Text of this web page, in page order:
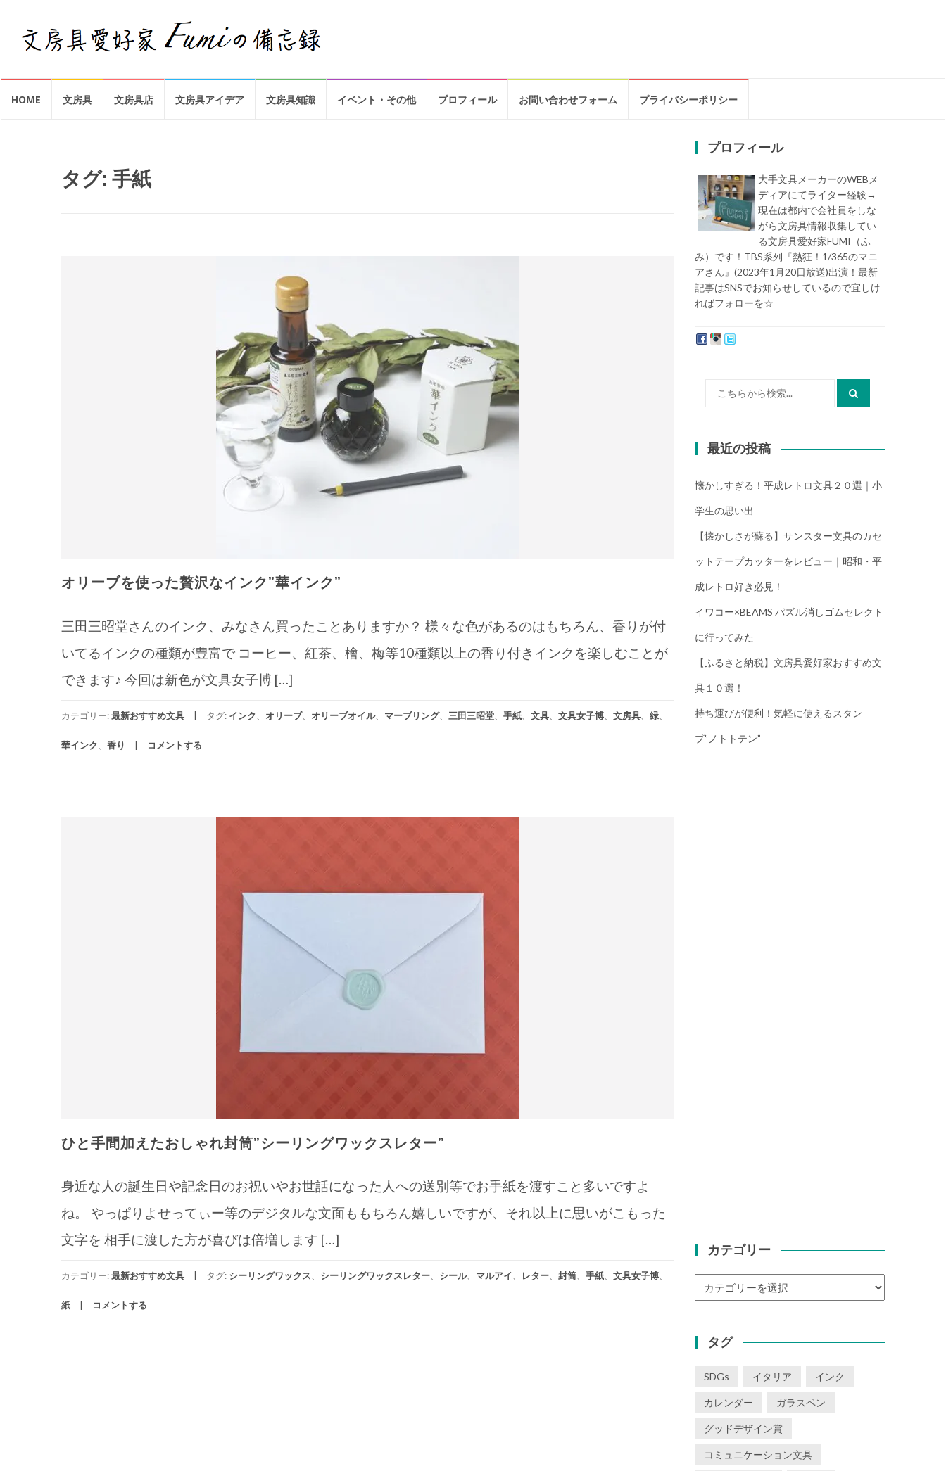
HOME 文房具 文房具店 文房具アイデア 文房具知識 イベント・その他 プロフィール お問い合わせフォーム プライバシーポリシー
タグ: 手紙
オリーブを使った贅沢なインク”華インク”
三田三昭堂さんのインク、みなさん買ったことありますか？ 様々な色があるのはもちろん、香りが付
いてるインクの種類が豊富で コーヒー、紅茶、檜、梅等10種類以上の香り付きインクを楽しむことが
できます♪ 今回は新色が文具女子博 […]
カテゴリー:最新おすすめ文具 タグ: インク オリーブ、 オリーブオイル、 マーブリング、 三田三昭堂 手紙 文具 文具女子博 文房具 緑
華インク 香り コメントする
ひと手間加えたおしゃれ封筒”シーリングワックスレター”
身近な人の誕生日や記念日のお祝いやお世話になった人への送別等でお手紙を渡すこと多いですよ
ね。 やっぱりよせってぃー等のデジタルな文面ももちろん嬉しいですが、それ以上に思いがこもった
文字を 相手に渡した方が喜びは倍増します […]
カテゴリー:最新おすすめ文具 タグ: シーリングワックス シーリングワックスレター シール、 マルアイ レター 封筒 手紙 文具女子博
紙 コメントする
プロフィール
大手文具メーカーのWEBメ
ディアにてライター経験→
現在は都内で会社員をしな
がら文房具情報収集してい
る文房具愛好家FUMI（ふ
み）です！TBS系列『熱狂！1/365のマニ
アさん』(2023年1月20日放送)出演！最新
記事はSNSでお知らせしているので宜しけ
ればフォローを☆
最近の投稿
懐かしすぎる！平成レトロ文具２０選｜小
学生の思い出
【懐かしさが蘇る】サンスター文具のカセ
ットテープカッターをレビュー｜昭和・平
成レトロ好き必見！
イワコー×BEAMS パズル消しゴムセレクト
に行ってみた
【ふるさと納税】文房具愛好家おすすめ文
具１０選！
持ち運びが便利！気軽に使えるスタン
プ”ノトトテン”
カテゴリー
タグ
SDGs イタリア インク
カレンダー ガラスペン
グッドデザイン賞
コミュニケーション文具